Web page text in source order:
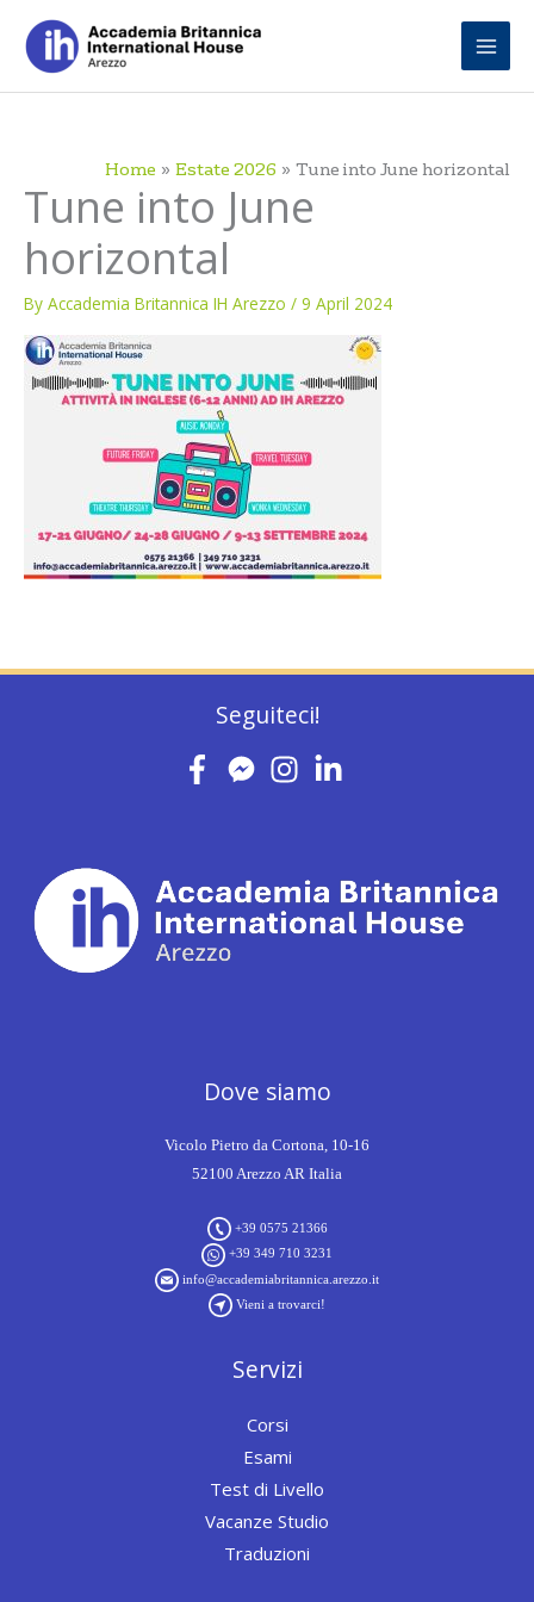
content
Home Estate 2026 Tune into June horizontal
Tune into June
horizontal
By Accademia Britannica IH Arezzo / 9 April 2024
Seguiteci!
Dove siamo
Vicolo Pietro da Cortona, 10-16
52100 Arezzo AR Italia
+39 0575 21366
+39 349 710 3231
info@accademiabritannica.arezzo.it
Vieni a trovarci!
Servizi
Corsi
Esami
Test di Livello
Vacanze Studio
Traduzioni